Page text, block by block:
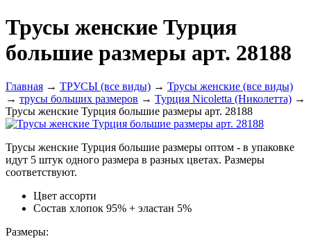
Трусы женские Турция
большие размеры арт. 28188
Главная → ТРУСЫ (все виды) → Трусы женские (все виды)
→ трусы больших размеров → Турция Nicoletta (Николетта) →
Трусы женские Турция большие размеры арт. 28188
Трусы женские Турция большие размеры оптом - в упаковке
идут 5 штук одного размера в разных цветах. Размеры
соответствуют.
Цвет ассорти
Состав хлопок 95% + эластан 5%
Размеры: